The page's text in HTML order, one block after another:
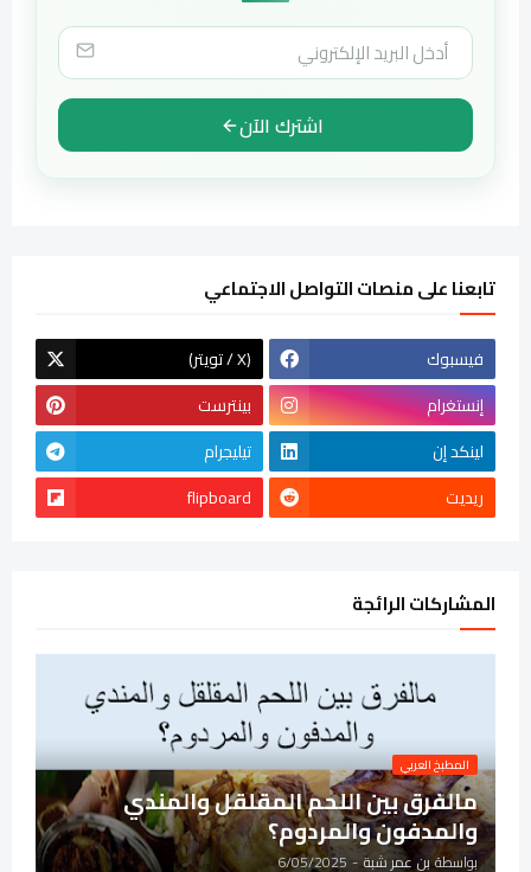
اشترك الآن
تابعنا على منصات التواصل الاجتماعي
فيسبوك
(تويتر / X)
إنستغرام
بينترست
لينكد إن
تيليجرام
ريديت
flipboard
المشاركات الرائجة
المطبخ العربي
مالفرق بين اللحم المقلقل والمندي
والمدفون والمردوم؟
بواسطةبن عمر شبة-
6/05/2025